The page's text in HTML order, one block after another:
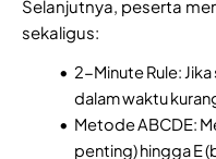
Selanjutnya, peserta
sekaligus:
2-Minute Rule:
dalam waktu
Metode ABCDE:
penting) hingga E